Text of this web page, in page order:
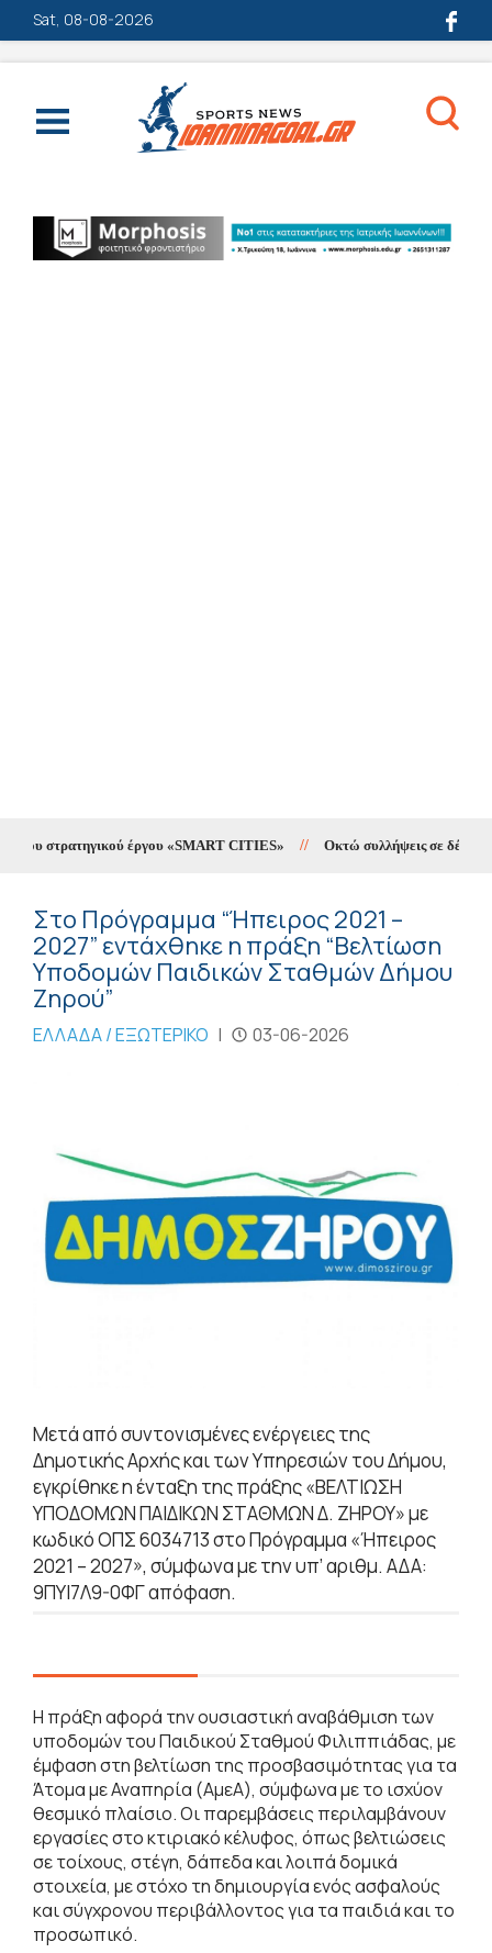
Sat, 08-08-2026
στρατηγικού έργου «SMART CITIES» // Οκτώ συλλήψεις σε δέκα
Στο Πρόγραμμα “Ήπειρος 2021 –
2027” εντάχθηκε η πράξη “Βελτίωση
Υποδομών Παιδικών Σταθμών Δήμου
Ζηρού”
ΕΛΛΑΔΑ / ΕΞΩΤΕΡΙΚΟ | 03-06-2026
Μετά από συντονισμένες ενέργειες της
Δημοτικής Αρχής και των Υπηρεσιών του Δήμου,
εγκρίθηκε η ένταξη της πράξης «ΒΕΛΤΙΩΣΗ
ΥΠΟΔΟΜΩΝ ΠΑΙΔΙΚΩΝ ΣΤΑΘΜΩΝ Δ. ΖΗΡΟΥ» με
κωδικό ΟΠΣ 6034713 στο Πρόγραμμα «Ήπειρος
2021 – 2027», σύμφωνα με την υπ’ αριθμ. ΑΔΑ:
9ΠΥΙ7Λ9-0ΦΓ απόφαση.
Η πράξη αφορά την ουσιαστική αναβάθμιση των
υποδομών του Παιδικού Σταθμού Φιλιππιάδας, με
έμφαση στη βελτίωση της προσβασιμότητας για τα
Άτομα με Αναπηρία (ΑμεΑ), σύμφωνα με το ισχύον
θεσμικό πλαίσιο. Οι παρεμβάσεις περιλαμβάνουν
εργασίες στο κτιριακό κέλυφος, όπως βελτιώσεις
σε τοίχους, στέγη, δάπεδα και λοιπά δομικά
στοιχεία, με στόχο τη δημιουργία ενός ασφαλούς
και σύγχρονου περιβάλλοντος για τα παιδιά και το
προσωπικό.